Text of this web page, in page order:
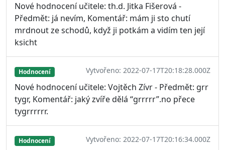
Nové hodnocení učitele: th.d. Jitka Fišerová -
Předmět: já nevím, Komentář: mám ji sto chutí
mrdnout ze schodů, když ji potkám a vidím ten její
ksicht
Hodnocení Vytvořeno: 2022-07-17T20:18:28.000Z
Nové hodnocení učitele: Vojtěch Zívr - Předmět: grr
tygr, Komentář: jaký zvíře dělá “grrrrr”.no přece
tygrrrrrr.
Hodnocení Vytvořeno: 2022-07-17T20:16:34.000Z